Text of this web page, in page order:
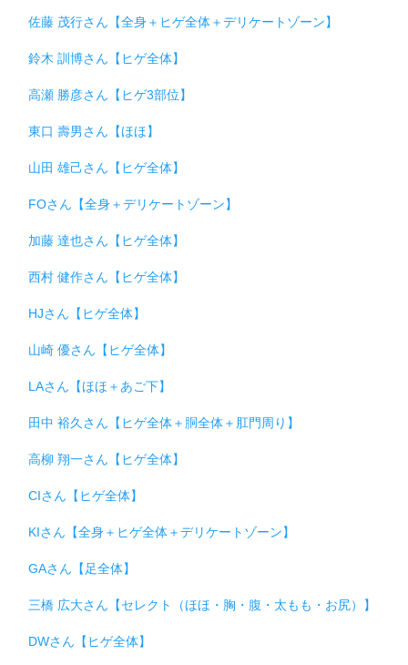
佐藤 茂行さん【全身＋ヒゲ全体＋デリケートゾーン】
鈴木 訓博さん【ヒゲ全体】
高瀬 勝彦さん【ヒゲ3部位】
東口 壽男さん【ほほ】
山田 雄己さん【ヒゲ全体】
FOさん【全身＋デリケートゾーン】
加藤 達也さん【ヒゲ全体】
西村 健作さん【ヒゲ全体】
HJさん【ヒゲ全体】
山崎 優さん【ヒゲ全体】
LAさん【ほほ＋あご下】
田中 裕久さん【ヒゲ全体＋胴全体＋肛門周り】
高柳 翔一さん【ヒゲ全体】
CIさん【ヒゲ全体】
KIさん【全身＋ヒゲ全体＋デリケートゾーン】
GAさん【足全体】
三橋 広大さん【セレクト（ほほ・胸・腹・太もも・お尻）】
DWさん【ヒゲ全体】